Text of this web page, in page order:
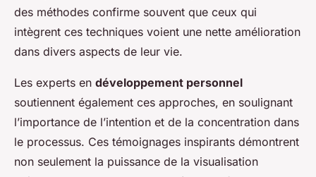
des méthodes confirme souvent que ceux qui
intègrent ces techniques voient une nette amélioration
dans divers aspects de leur vie.
Les experts en développement personnel
soutiennent également ces approches, en soulignant
l’importance de l’intention et de la concentration dans
le processus. Ces témoignages inspirants démontrent
non seulement la puissance de la visualisation